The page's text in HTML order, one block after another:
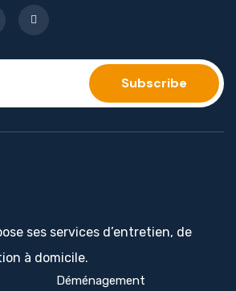
ses services d’entretien, de
à domicile.
Déménagement